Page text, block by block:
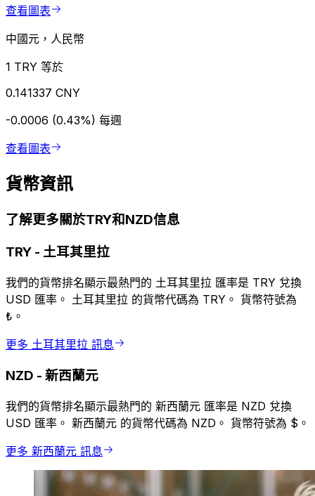
查看圖表
中國元，人民幣
1 TRY 等於
0.141337 CNY
-0.0006 (0.43%) 每週
查看圖表
貨幣資訊
了解更多關於TRY和NZD信息
TRY - 土耳其里拉
我們的貨幣排名顯示最熱門的 土耳其里拉 匯率是 TRY 兌換
USD 匯率。 土耳其里拉 的貨幣代碼為 TRY。 貨幣符號為
₺。
更多 土耳其里拉 訊息
NZD - 新西蘭元
我們的貨幣排名顯示最熱門的 新西蘭元 匯率是 NZD 兌換
USD 匯率。 新西蘭元 的貨幣代碼為 NZD。 貨幣符號為 $。
更多 新西蘭元 訊息